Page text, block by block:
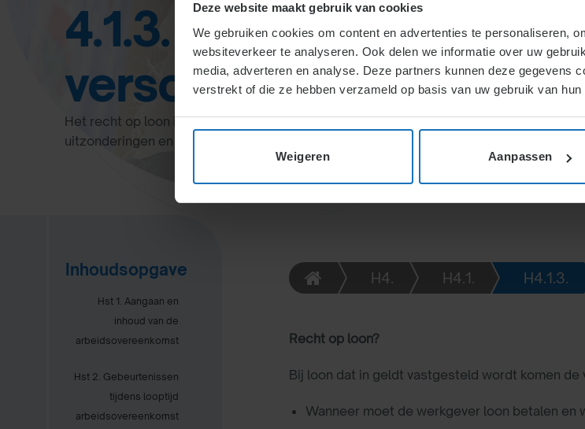
Deze website maakt gebruik van cookies
We gebruiken cookies om content en advertenties te personaliseren,
websiteverkeer te analyseren. Ook delen we informatie over uw
media, adverteren en analyse. Deze partners kunnen deze gegevens
verstrekt of die ze hebben verzameld op basis van uw gebruik van
Weigeren Aanpassen
4.1.3. Is er loon
verschuldigd?
Het recht op loon inclusief momenten waarop loon verschuldigd is, de
uitzonderingen en meer wordt in onderstaande hoofdstukken behandeld.
Inhoudsopgave
Hst 1. Aangaan en
inhoud van de
arbeidsovereenkomst
Hst 2. Gebeurtenissen
tijdens looptijd
arbeidsovereenkomst
H4. H4.1. H4.1.3.
Recht op loon?
Bij loon dat in geldt vastgesteld wordt komen de
Wanneer moet de werkgever loon betalen en